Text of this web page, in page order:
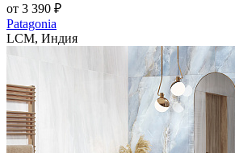
от 3 390 ₽
Patagonia
LCM, Индия